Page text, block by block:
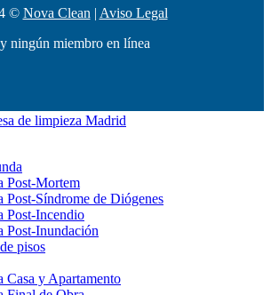
© Nova Clean | Aviso Legal
ningún miembro en línea
Post-Mortem
Post-Síndrome de Diógenes
Post-Incendio
Post-Inundación
pisos
Casa y Apartamento